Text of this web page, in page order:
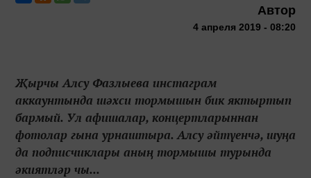
Автор
4 апреля 2019 - 08:20
Җырчы Алсу Фазлыева инстаграм
аккаунтында шәхси тормышын бик яктыртып
бармый. Ул афишалар, концертларыннан
фотолар гына урнаштыра. Алсу әйтүенчә, шуңа
да подписчиклары аның тормышы турында
әкиятләр чы...